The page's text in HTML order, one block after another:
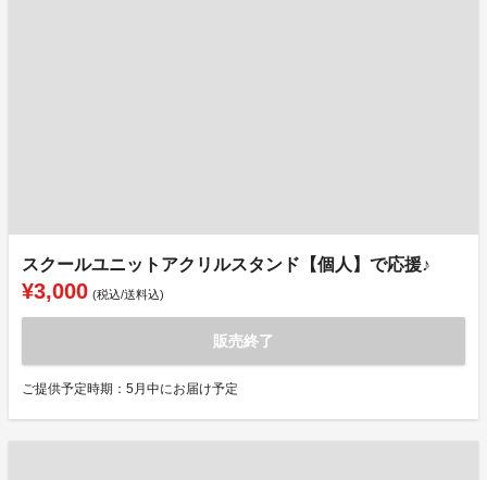
スクールユニットアクリルスタンド【個人】で応援♪
¥3,000 (税込/送料込)
販売終了
ご提供予定時期：5月中にお届け予定